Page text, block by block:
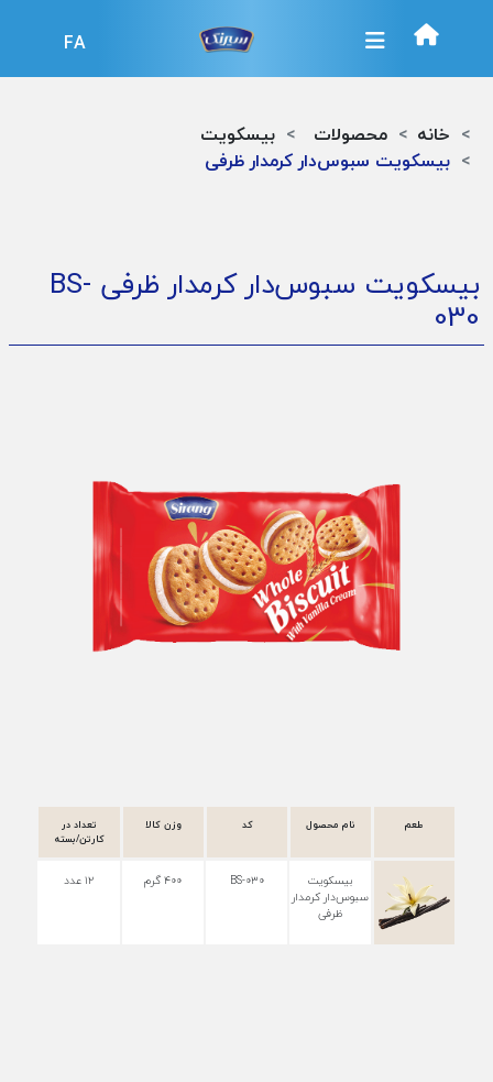
FA
خانه محصولات
بیسکویت
بیسکویت سبوس‌دار کرمدار ظرفی
بیسکویت سبوس‌دار کرمدار ظرفی BS-
030
طعم نام محصول کد وزن کالا
تعداد در
کارتن/بسته
بیسکویت
سبوس‌دار کرمدار
ظرفی
BS-۰۳۰ ۴۰۰ گرم ۱۲ عدد